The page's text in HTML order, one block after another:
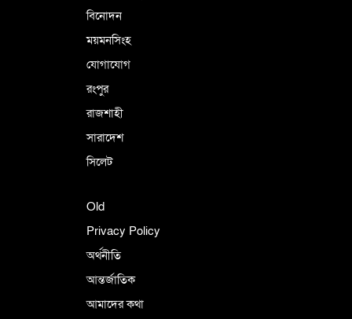
বিনোদন
ময়মনসিংহ
যোগাযোগ
রংপুর
রাজশাহী
সারাদেশ
সিলেট
Old
Privacy Policy
অর্থনীতি
আন্তর্জাতিক
আমাদের কথা